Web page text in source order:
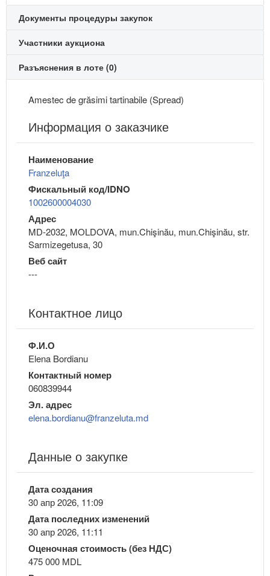
Документы процедуры закупок
Участники аукциона
Разъяснения в лоте (0)
Amestec de grăsimi tartinabile (Spread)
Информация о заказчике
Наименование
Franzeluţa
Фискальный код/IDNO
1002600004030
Адрес
MD-2032, MOLDOVA, mun.Chişinău, mun.Chişinău, str.
Sarmizegetusa, 30
Веб сайт
---
Контактное лицо
Ф.И.О
Elena Bordianu
Контактный номер
060839944
Эл. адрес
elena.bordianu@franzeluta.md
Данные о закупке
Дата создания
30 апр 2026, 11:09
Дата последних изменений
30 апр 2026, 11:11
Оценочная стоимость (без НДС)
475 000 MDL